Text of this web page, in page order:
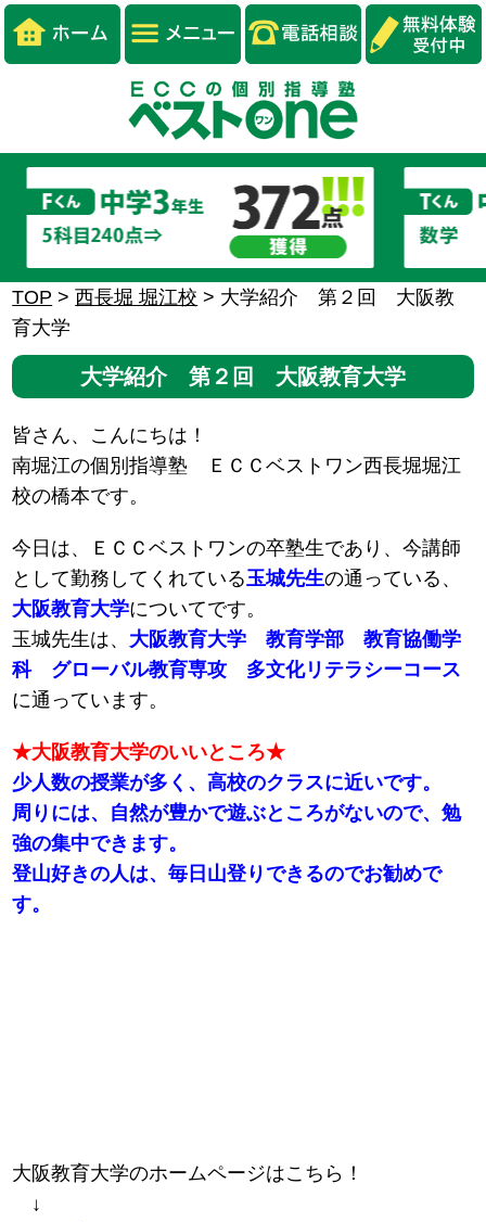
TOP >西長堀 堀江校 > 大学紹介 第２回 大阪教
育大学
大学紹介 第２回 大阪教育大学
皆さん、こんにちは！
南堀江の個別指導塾 ＥＣＣベストワン西長堀堀江
校の橋本です。
今日は、ＥＣＣベストワンの卒塾生であり、今講師
として勤務してくれている玉城先生の通っている、
大阪教育大学についてです。
玉城先生は、 大阪教育大学 教育学部 教育協働学
科 グローバル教育専攻 多文化リテラシーコース
に通っています。
★大阪教育大学のいいところ★
少人数の授業が多く、高校のクラスに近いです。
周りには、自然が豊かで遊ぶところがないので、勉
強の集中できます。
登山好きの人は、毎日山登りできるのでお勧めで
す。
大阪教育大学のホームページはこちら！
↓